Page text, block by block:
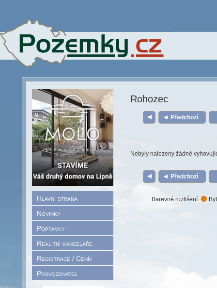
Hlavní strana
Novinky
Poptávky
Realitní kanceláře
Registrace / Ceník
Provozovatel
Rohozec
Předchozí
Nebyly nalezeny žádné
Předchozí
Barevné rozlišení: